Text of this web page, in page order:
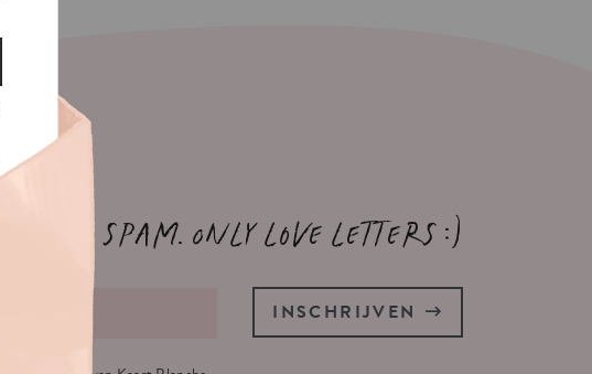
No spam. Only love letters :)
INSCHRIJVEN